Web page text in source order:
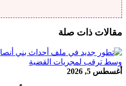
مقالات ذات صلة
أغسطس 5, 2026